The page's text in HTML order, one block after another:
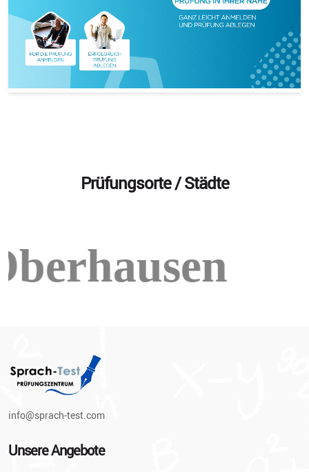
Prüfungsorte / Städte
info@sprach-test.com
Unsere Angebote